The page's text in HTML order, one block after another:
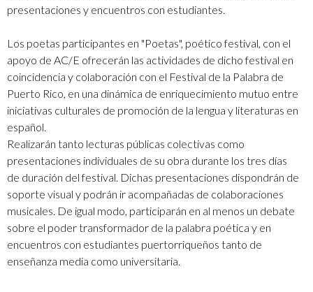
presentaciones y encuentros con estudiantes.
Los poetas participantes en "Poetas", poético festival, con el
apoyo de AC/E ofrecerán las actividades de dicho festival en
coincidencia y colaboración con el Festival de la Palabra de
Puerto Rico, en una dinámica de enriquecimiento mutuo entre
iniciativas culturales de promoción de la lengua y literaturas en
español.
Realizarán tanto lecturas públicas colectivas como
presentaciones individuales de su obra durante los tres días
de duración del festival. Dichas presentaciones dispondrán de
soporte visual y podrán ir acompañadas de colaboraciones
musicales. De igual modo, participarán en al menos un debate
sobre el poder transformador de la palabra poética y en
encuentros con estudiantes puertorriqueños tanto de
enseñanza media como universitaria.